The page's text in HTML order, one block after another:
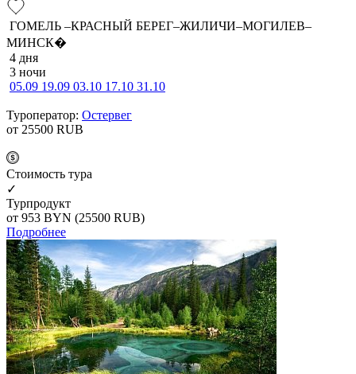
ГОМЕЛЬ –КРАСНЫЙ БЕРЕГ–ЖИЛИЧИ–МОГИЛЕВ–
МИНСК�
4 дня
3 ночи
05.09 19.09 03.10 17.10 31.10
Туроператор: Остервег
от 25500 RUB
Cтоимость тура
✓
Турпродукт
от 953 BYN (25500 RUB)
Подробнее